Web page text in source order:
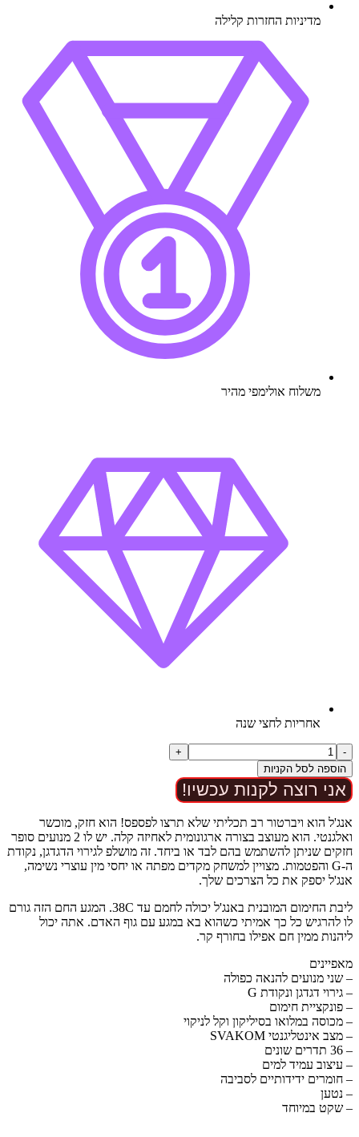
מדיניות החזרות קלילה
משלוח אולימפי מהיר
אחריות לחצי שנה
כמות
של
מג'יק
וונד
HOT
PINK
-
+
הוספה לסל הקניות
אני רוצה לקנות עכשיו!
אנג'ל הוא ויברטור רב תכליתי שלא תרצו לפספס! הוא חזק, מוכשר
ואלגנטי. הוא מעוצב בצורה ארגונומית לאחיזה קלה. יש לו 2 מנועים סופר
חזקים שניתן להשתמש בהם לבד או ביחד. זה מושלפ לגירוי הדגדגן, נקודת
ה-G והפטמות. מצויין למשחק מקדים מפתה או יחסי מין עוצרי נשימה,
אנג'ל יספק את כל הצרכים שלך.
ליבת החימום המובנית באנג'ל יכולה לחמם עד 38C. המגע החם הזה גורם
לו להרגיש כל כך אמיתי כשהוא בא במגע עם גוף האדם. אתה יכול
ליהנות ממין חם אפילו בחורף קר.
מאפיינים
– שני מנועים להנאה כפולה
– גירוי דגדגן ונקודת G
– פונקציית חימום
– מכוסה במלואו בסיליקון וקל לניקוי
– מצב אינטליגנטי SVAKOM
– 36 תדרים שונים
– עיצוב עמיד למים
– חומרים ידידותיים לסביבה
– נטען
– שקט במיוחד